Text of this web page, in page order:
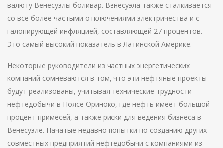
валюту Венесуэлы боливар. Венесуэла также сталкивается
со все более частыми отключениями электричества и с
галопирующей инфляцией, составляющей 27 процентов.
Это самый высокий показатель в Латинской Америке.
Некоторые руководители из частных энергетических
компаний сомневаются в том, что эти нефтяные проекты
будут реализованы, учитывая технические трудности
нефтедобычи в Поясе Ориноко, где нефть имеет большой
процент примесей, а также риски для ведения бизнеса в
Венесуэле. Начатые недавно попытки по созданию других
совместных предприятий нефтедобычи с компаниями из